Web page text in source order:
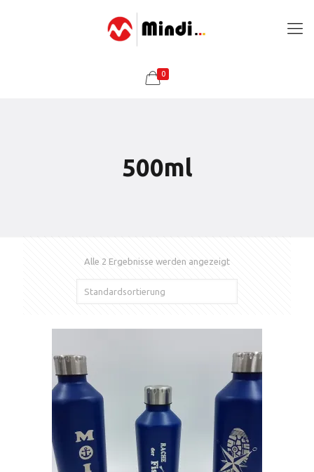
0
500ml
Alle 2 Ergebnisse werden angezeigt